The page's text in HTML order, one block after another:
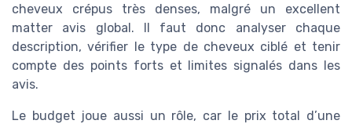
cheveux crépus très denses, malgré un excellent
matter avis global. Il faut donc analyser chaque
description, vérifier le type de cheveux ciblé et tenir
compte des points forts et limites signalés dans les
avis.
Le budget joue aussi un rôle, car le prix total d’une